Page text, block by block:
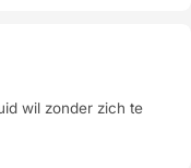
wil zonder zich te